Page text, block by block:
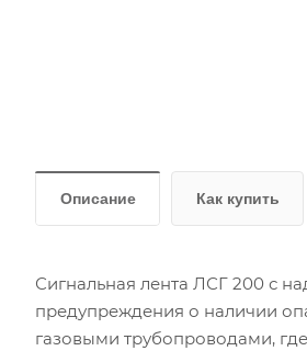
Описание Как купить
Сигнальная лента ЛСГ 200 с
предупреждения о наличии
газовыми трубопроводами,